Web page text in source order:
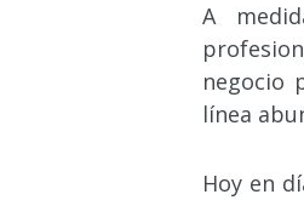
A
negocio
línea
Hoy en